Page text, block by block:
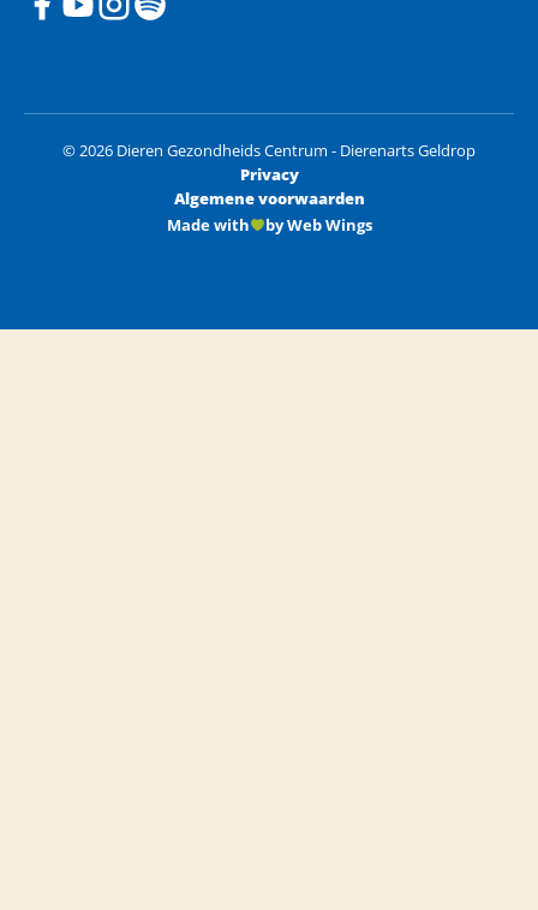
© 2026 Dieren Gezondheids Centrum - Dierenarts Geldrop
Privacy
Algemene voorwaarden
Made with
by Web Wings